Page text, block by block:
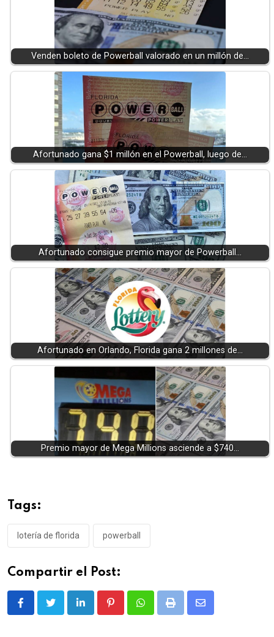
Venden boleto de Powerball valorado en un millón de…
Afortunado gana $1 millón en el Powerball, luego de…
Afortunado consigue premio mayor de Powerball…
Afortunado en Orlando, Florida gana 2 millones de…
Premio mayor de Mega Millions asciende a $740…
Tags:
lotería de florida powerball
Compartir el Post:
LinkedIn PinterestWhatsappPrint
Share